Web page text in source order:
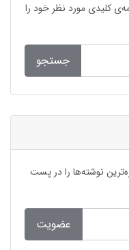
کلیدی مورد نظر خود را
جستجو
نوشته‌ها را در پست
عضویت